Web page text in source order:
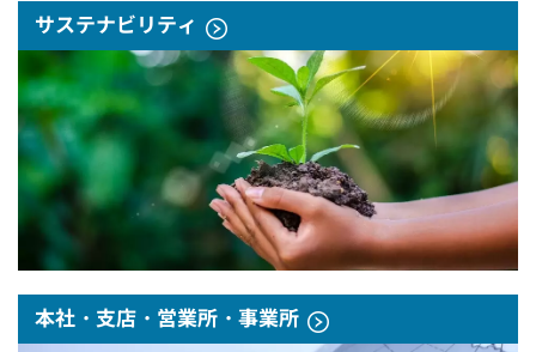
サステナビリティ
本社・支店・営業所・事業所